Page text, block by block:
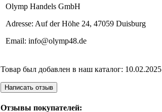
Olymp Handels GmbH
Adresse: Auf der Höhe 24, 47059 Duisburg
Email: info@olymp48.de
Товар был добавлен в наш каталог: 10.02.2025
Отзывы покупателей: